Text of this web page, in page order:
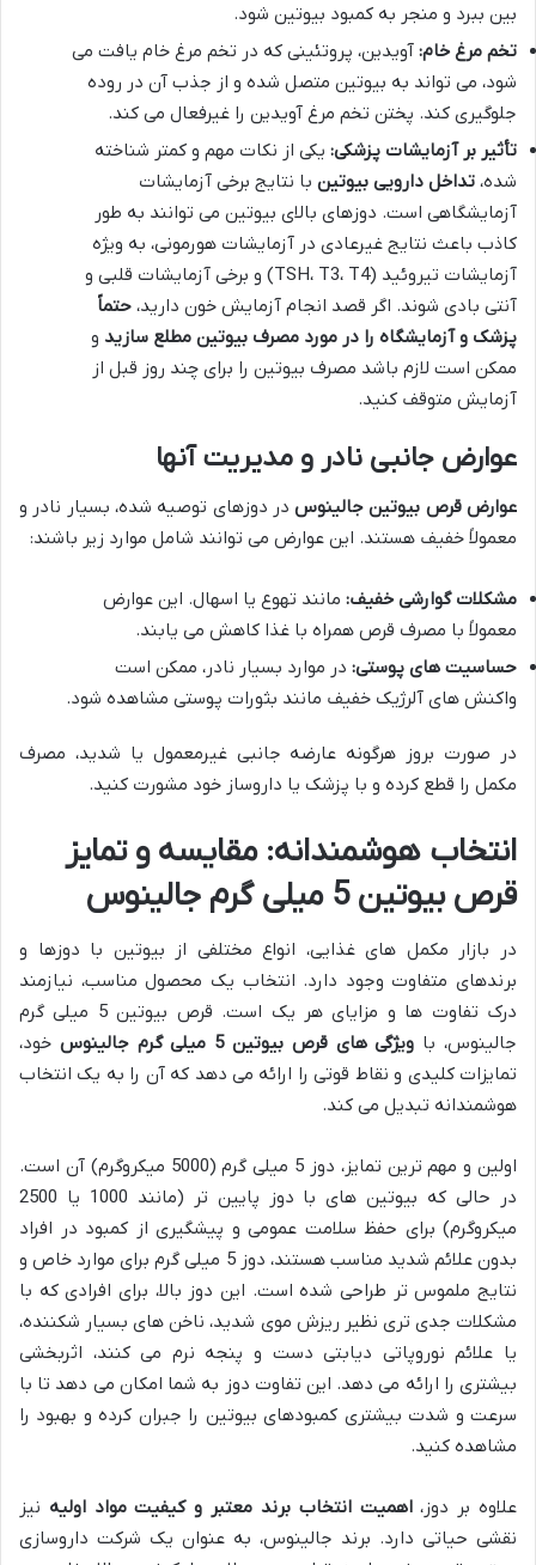
بین ببرد و منجر به کمبود بیوتین شود.
تخم مرغ خام: آویدین، پروتئینی که در تخم مرغ خام یافت می
شود، می تواند به بیوتین متصل شده و از جذب آن در روده
جلوگیری کند. پختن تخم مرغ آویدین را غیرفعال می کند.
تأثیر بر آزمایشات پزشکی: یکی از نکات مهم و کمتر شناخته
شده، تداخل دارویی بیوتین با نتایج برخی آزمایشات
آزمایشگاهی است. دوزهای بالای بیوتین می توانند به طور
کاذب باعث نتایج غیرعادی در آزمایشات هورمونی، به ویژه
آزمایشات تیروئید (TSH، T3، T4) و برخی آزمایشات قلبی و
آنتی بادی شوند. اگر قصد انجام آزمایش خون دارید، حتماً
پزشک و آزمایشگاه را در مورد مصرف بیوتین مطلع سازید و
ممکن است لازم باشد مصرف بیوتین را برای چند روز قبل از
آزمایش متوقف کنید.
عوارض جانبی نادر و مدیریت آنها
عوارض قرص بیوتین جالینوسدر دوزهای توصیه شده، بسیار نادر و
معمولاً خفیف هستند. این عوارض می توانند شامل موارد زیر باشند:
مشکلات گوارشی خفیف: مانند تهوع یا اسهال. این عوارض
معمولاً با مصرف قرص همراه با غذا کاهش می یابند.
حساسیت های پوستی: در موارد بسیار نادر، ممکن است
واکنش های آلرژیک خفیف مانند بثورات پوستی مشاهده شود.
در صورت بروز هرگونه عارضه جانبی غیرمعمول یا شدید، مصرف
مکمل را قطع کرده و با پزشک یا داروساز خود مشورت کنید.
انتخاب هوشمندانه: مقایسه و تمایز
قرص بیوتین 5 میلی گرم جالینوس
در بازار مکمل های غذایی، انواع مختلفی از بیوتین با دوزها و
برندهای متفاوت وجود دارد. انتخاب یک محصول مناسب، نیازمند
درک تفاوت ها و مزایای هر یک است. قرص بیوتین 5 میلی گرم
جالینوس، با ویژگی های قرص بیوتین 5 میلی گرم جالینوس
خود،
تمایزات کلیدی و نقاط قوتی را ارائه می دهد که آن را به یک انتخاب
هوشمندانه تبدیل می کند.
اولین و مهم ترین تمایز، دوز 5 میلی گرم (5000 میکروگرم) آن است.
در حالی که بیوتین های با دوز پایین تر (مانند 1000 یا 2500
میکروگرم) برای حفظ سلامت عمومی و پیشگیری از کمبود در افراد
بدون علائم شدید مناسب هستند، دوز 5 میلی گرم برای موارد خاص و
نتایج ملموس تر طراحی شده است. این دوز بالا، برای افرادی که با
مشکلات جدی تری نظیر ریزش موی شدید، ناخن های بسیار شکننده،
یا علائم نوروپاتی دیابتی دست و پنجه نرم می کنند، اثربخشی
بیشتری را ارائه می دهد. این تفاوت دوز به شما امکان می دهد تا با
سرعت و شدت بیشتری کمبودهای بیوتین را جبران کرده و بهبود را
مشاهده کنید.
علاوه بر دوز،اهمیت انتخاب برند معتبر و کیفیت مواد اولیه نیز
نقشی حیاتی دارد. برند جالینوس، به عنوان یک شرکت داروسازی